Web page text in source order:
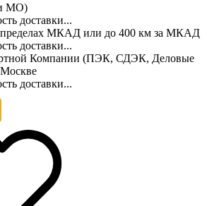
МО)
доставки...
пределах МКАД или до 400 км за МКАД
доставки...
Компании (ПЭК, СДЭК, Деловые
доставки...